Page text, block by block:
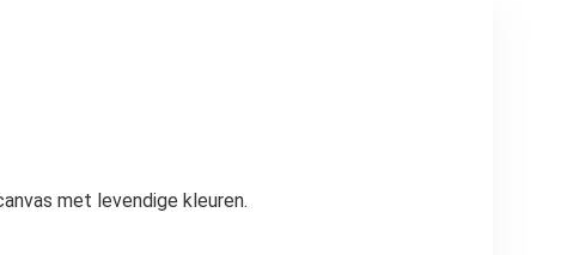
met levendige kleuren.